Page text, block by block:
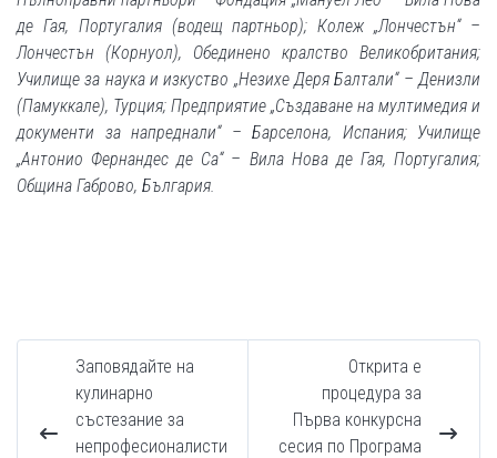
де Гая, Португалия (водещ партньор); Колеж „Лончестън“ –
Лончестън (Корнуол), Обединено кралство Великобритания;
Училище за наука и изкуство „Незихе Деря Балтали“ – Денизли
(Памуккале), Турция; Предприятие „Създаване на мултимедия и
документи за напреднали“ – Барселона, Испания; Училище
„Антонио Фернандес де Са“ – Вила Нова де Гая, Португалия;
Община Габрово, България.
Заповядайте на
кулинарно
състезание за
непрофесионалисти
Открита е
процедура за
Първа конкурсна
сесия по Програма